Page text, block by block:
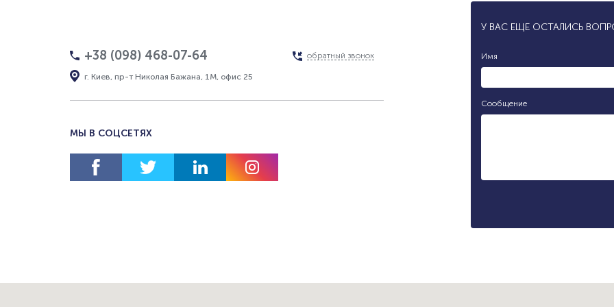
+38 (098) 468-07-64
г. Киев, пр-т Николая Бажана, 1М, офис 25
обратный звонок
МЫ В СОЦСЕТЯХ
У ВАС ЕЩЕ ОСТАЛИСЬ
Имя
Сообщение